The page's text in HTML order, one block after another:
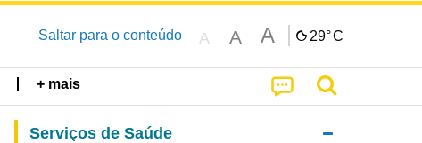
Saltar para o conteúdo A A A 29°C
+ mais
Serviços de Saúde